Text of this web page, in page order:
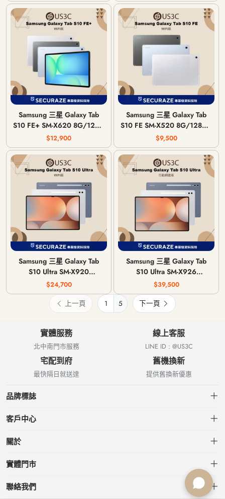
Samsung 三星 Galaxy Tab
S10 FE+ SM-X620 8G/128G
| 12G/256G WiFi版
$12,900
Samsung 三星 Galaxy Tab
S10 FE SM-X520 8G/128G |
12G/256G WiFi版
$9,500
Samsung 三星 Galaxy Tab
S10 Ultra SM-X920
12G/256G | 12G/512G |
16G 1T WiFi版
$24,700
Samsung 三星 Galaxy Tab
S10 Ultra SM-X926
12G/256G | 12G/512G |
16G 1T 行動網路版
$39,500
上一頁 5 下一頁
實體服務
北中南門市服務
線上客服
LINE ID : @US3C
宅配到府
最快隔日就送達
舊機換新
提供舊換新優惠
品牌標誌
客戶中心
會員中心
關於
關於US3C
實體門市
台北小南門店
聯絡我們